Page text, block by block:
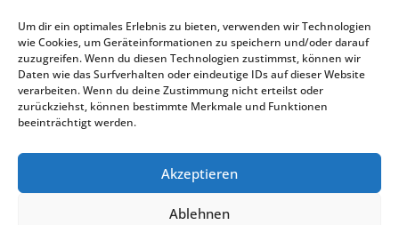
Um dir ein optimales Erlebnis zu bieten, verwenden wir Technologien
wie Cookies, um Geräteinformationen zu speichern und/oder darauf
zuzugreifen. Wenn du diesen Technologien zustimmst, können wir
Daten wie das Surfverhalten oder eindeutige IDs auf dieser Website
verarbeiten. Wenn du deine Zustimmung nicht erteilst oder
zurückziehst, können bestimmte Merkmale und Funktionen
beeinträchtigt werden.
Akzeptieren
Ablehnen
DATENSCHUTZ
REISEVERSICHERUNG